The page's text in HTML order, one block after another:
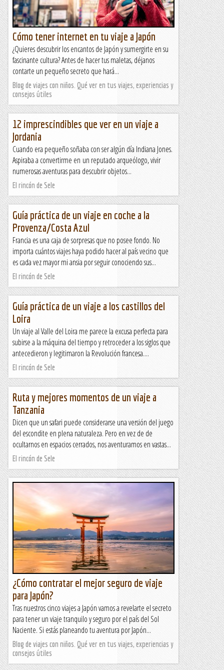
Cómo tener internet en tu viaje a Japón
¿Quieres descubrir los encantos de Japón y sumergirte en su
fascinante cultura? Antes de hacer tus maletas, déjanos
contarte un pequeño secreto que hará...
Blog de viajes con niños. Qué ver en tus viajes, experiencias y
consejos útiles
12 imprescindibles que ver en un viaje a
Jordania
Cuando era pequeño soñaba con ser algún día Indiana Jones.
Aspiraba a convertirme en un reputado arqueólogo, vivir
numerosas aventuras para descubrir objetos...
El rincón de Sele
Guía práctica de un viaje en coche a la
Provenza/Costa Azul
Francia es una caja de sorpresas que no posee fondo. No
importa cuántos viajes haya podido hacer al país vecino que
es cada vez mayor mi ansia por seguir conociendo sus...
El rincón de Sele
Guía práctica de un viaje a los castillos del
Loira
Un viaje al Valle del Loira me parece la excusa perfecta para
subirse a la máquina del tiempo y retroceder a los siglos que
antecedieron y legitimaron la Revolución francesa....
El rincón de Sele
Ruta y mejores momentos de un viaje a
Tanzania
Dicen que un safari puede considerarse una versión del juego
del escondite en plena naturaleza. Pero en vez de de
ocultarnos en espacios cerrados, nos aventuramos en vastas...
El rincón de Sele
¿Cómo contratar el mejor seguro de viaje
para Japón?
Tras nuestros cinco viajes a Japón vamos a revelarte el secreto
para tener un viaje tranquilo y seguro por el país del Sol
Naciente. Si estás planeando tu aventura por Japón...
Blog de viajes con niños. Qué ver en tus viajes, experiencias y
consejos útiles